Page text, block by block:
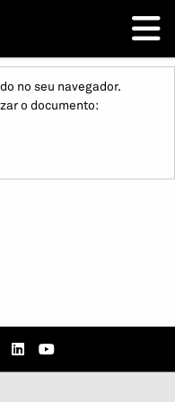
no seu navegador.
o documento: